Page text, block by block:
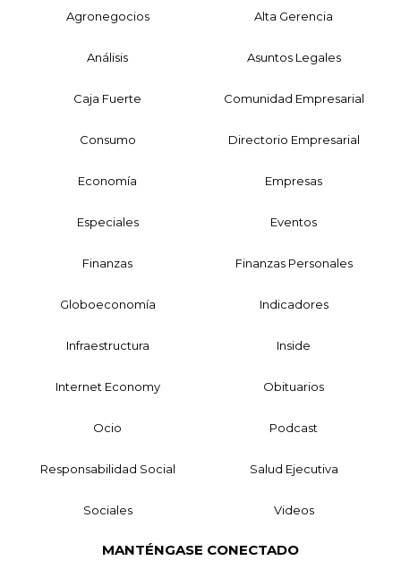
Agronegocios Alta Gerencia
Análisis Asuntos Legales
Caja Fuerte Comunidad Empresarial
Consumo Directorio Empresarial
Economía Empresas
Especiales Eventos
Finanzas Finanzas Personales
Globoeconomía Indicadores
Infraestructura Inside
Internet Economy Obituarios
Ocio Podcast
Responsabilidad Social Salud Ejecutiva
Sociales Videos
MANTÉNGASE CONECTADO